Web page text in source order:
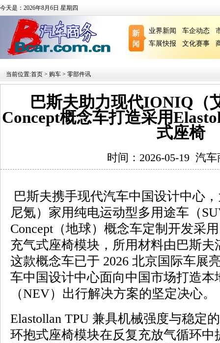
今天是：2026年8月6日 星期四
业界新闻 车企动态
车展快报
文化赛事
当前位置:首页 > 购车 > 零部件讯
巴斯夫助力现代IONIQ（
Concept概念车打造采用
式座椅
时间：2026-05-19 汽车
巴斯夫携手现代汽车中国设计中心
尼氪）家用纯电运动型多用途车（
Concept（地球）概念车定制开发采
充气式座椅模块，所用材料由巴斯
这款概念车已于 2026 北京国际车展
车中国设计中心面向中国市场打造本
（NEV）出行解决方案的坚定决心。
Elastollan TPU 兼具机械强度与稳定
环抱式座椅模块在反复充放气循环中